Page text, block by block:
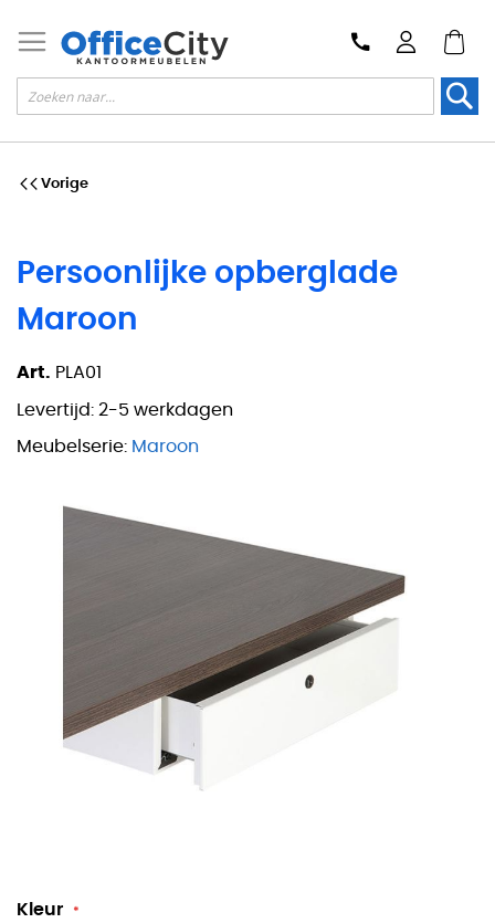
Persoonlijke opberglade
Maroon
Art. PLA01
Levertijd: 2-5 werkdagen
Meubelserie: Maroon
Kleur
Vorige